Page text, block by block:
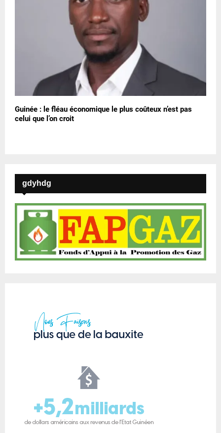
Guinée : le fléau économique le plus coûteux n’est pas
celui que l’on croit
gdyhdg